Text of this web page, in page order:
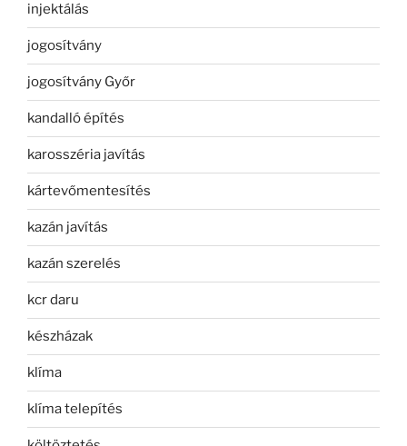
injektálás
jogosítvány
jogosítvány Győr
kandalló építés
karosszéria javítás
kártevőmentesítés
kazán javítás
kazán szerelés
kcr daru
készházak
klíma
klíma telepítés